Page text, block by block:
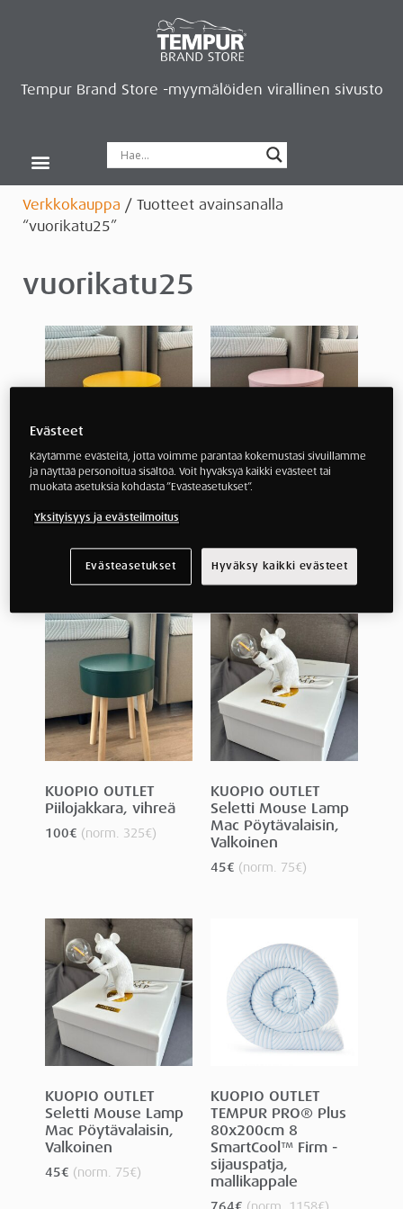
Tempur Brand Store -myymälöiden virallinen sivusto
Verkkokauppa / Tuotteet avainsanalla
“vuorikatu25”
vuorikatu25
Piilojakkara,
(norm.325€) 100€ (norm.325€)
KUOPIO OUTLET
Piilojakkara, vihreä
100€ (norm. 325€)
KUOPIO OUTLET
Seletti Mouse Lamp
Mac Pöytävalaisin,
Valkoinen
45€ (norm. 75€)
KUOPIO OUTLET
Seletti Mouse Lamp
Mac Pöytävalaisin,
Valkoinen
45€ (norm. 75€)
KUOPIO OUTLET
TEMPUR PRO® Plus
80x200cm 8
SmartCool™ Firm -
sijauspatja,
mallikappale
Evästeet
Käytämme evästeitä, jotta voimme parantaa kokemustasi sivuillamme
ja näyttää personoitua sisältöä. Voit hyväksyä kaikki evästeet tai
muokata asetuksia kohdasta ”Evästeasetukset”.
Yksityisyys ja evästeilmoitus
Evästeasetukset Hyväksy kaikki evästeet